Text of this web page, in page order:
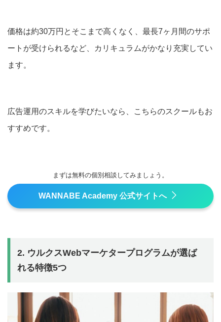
価格は約30万円とそこまで高くなく、最長7ヶ月間のサポ
ートが受けられるなど、カリキュラムがかなり充実してい
ます。
広告運用のスキルを学びたいなら、こちらのスクールもお
すすめです。
まずは無料の個別相談してみましょう。
WANNABE Academy 公式サイトへ
2. ウルクスWebマーケタープログラムが選ば
れる特徴5つ